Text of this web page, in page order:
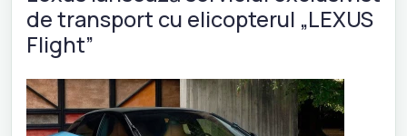
de transport cu elicopterul „LEXUS
Flight”